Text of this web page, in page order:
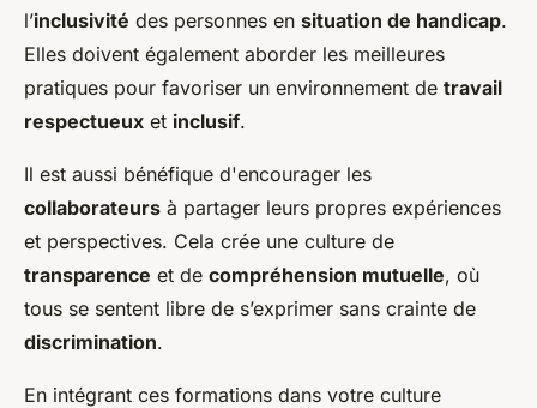
l’inclusivité des personnes en situation de handicap.
Elles doivent également aborder les meilleures
pratiques pour favoriser un environnement de travail
respectueux et inclusif.
Il est aussi bénéfique d'encourager les
collaborateurs à partager leurs propres expériences
et perspectives. Cela crée une culture de
transparence et de compréhension mutuelle, où
tous se sentent libre de s’exprimer sans crainte de
discrimination.
En intégrant ces formations dans votre culture